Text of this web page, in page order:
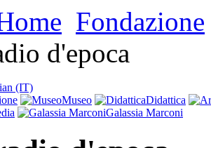
Fondazione
d'epoca
Museo
Didattica
Galassia Marconi